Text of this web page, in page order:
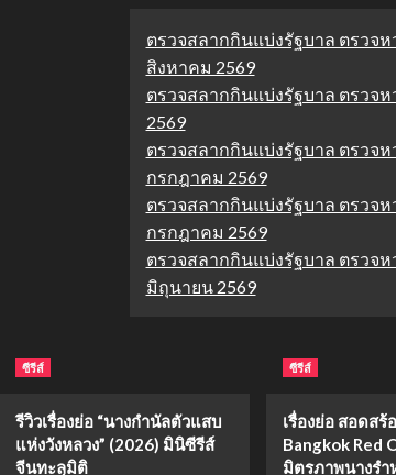
ตรวจสลากกินแบ่งรัฐบาล ตรวจห
สิงหาคม 2569
ตรวจสลากกินแบ่งรัฐบาล ตรวจห
2569
ตรวจสลากกินแบ่งรัฐบาล ตรวจห
กรกฎาคม 2569
ตรวจสลากกินแบ่งรัฐบาล ตรวจห
กรกฎาคม 2569
ตรวจสลากกินแบ่งรัฐบาล ตรวจห
มิถุนายน 2569
ซีรีส์
รีวิวเรื่องย่อ “นางกำนัลตัวแสบ
แห่งวังหลวง” (2026) มินิซีรีส์
จีนทะลุมิติ
ซีรีส์
เรื่องย่อ สอดสร้
Bangkok Red
มิตรภาพนางรำ